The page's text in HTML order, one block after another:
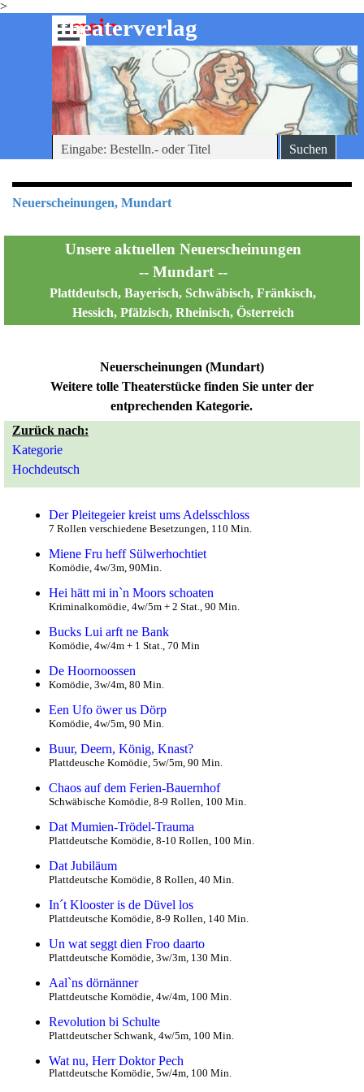
>
Direkt zum Seiteninhalt
-theaterverlag
mein
Menü überspringen
Suchen
Neuerscheinungen, Mundart
Unsere aktuellen Neuerscheinungen
-- Mundart --
Plattdeutsch, Bayerisch, Schwäbisch, Fränkisch,
Hessich, Pfälzisch, Rheinisch, Österreich
Neuerscheinungen (Mundart)
Weitere tolle Theaterstücke finden Sie unter der
entprechenden Kategorie.
Zurück nach:
Kategorie
Hochdeutsch
Der Pleitegeier kreist ums Adelsschloss
7 Rollen verschiedene Besetzungen, 110 Min.
Miene Fru heff Sülwerhochtiet
Komödie, 4w/3m, 90Min.
Hei hätt mi in`n Moors schoaten
Kriminalkomödie, 4w/5m + 2 Stat., 90 Min.
Bucks Lui arft ne Bank
Komödie, 4w/4m + 1 Stat., 70 Min
De Hoornoossen
Komödie, 3w/4m, 80 Min.
Een Ufo öwer us Dörp
Komödie, 4w/5m, 90 Min.
Buur, Deern, König, Knast?
Plattdeusche Komödie, 5w/5m, 90 Min.
Chaos auf dem Ferien-Bauernhof
Schwäbische Komödie, 8-9 Rollen, 100 Min.
Dat Mumien-Trödel-Trauma
Plattdeutsche Komödie, 8-10 Rollen, 100 Min.
Dat Jubiläum
Plattdeutsche Komödie, 8 Rollen, 40 Min.
In´t Klooster is de Düvel los
Plattdeutsche Komödie, 8-9 Rollen, 140 Min.
Un wat seggt dien Froo daarto
Plattdeutsche Komödie, 3w/3m, 130 Min.
Aal`ns dörnänner
Plattdeutsche Komödie, 4w/4m, 100 Min.
Revolution bi Schulte
Plattdeutscher Schwank, 4w/5m, 100 Min.
Wat nu, Herr Doktor Pech
Plattdeutsche Komödie, 5w/4m, 100 Min.